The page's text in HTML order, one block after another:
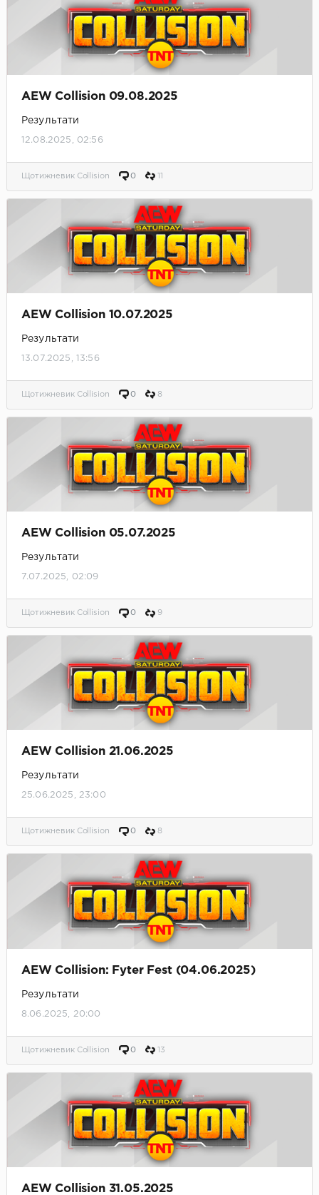
AEW Collision 09.08.2025
Результати
12.08.2025, 02:56
Щотижневик Collision 0
AEW Collision 10.07.2025
Результати
13.07.2025, 13:56
Щотижневик Collision 0 8
AEW Collision 05.07.2025
Результати
7.07.2025, 02:09
Щотижневик Collision 0 9
AEW Collision 21.06.2025
Результати
25.06.2025, 23:00
Щотижневик Collision 0 8
AEW Collision: Fyter Fest (04.06.2025)
Результати
8.06.2025, 20:00
Щотижневик Collision 0 13
AEW Collision 31.05.2025